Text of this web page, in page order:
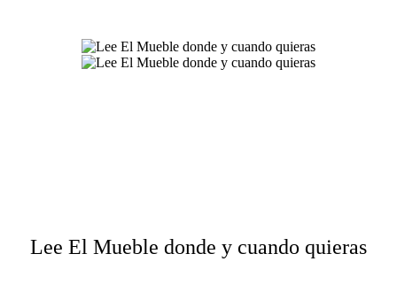
Lee El Mueble donde y cuando quieras